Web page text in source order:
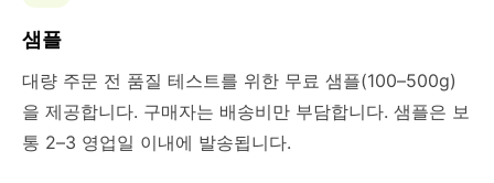
샘플
대량 주문 전 품질 테스트를 위한 무료 샘플(100–500g)
을 제공합니다. 구매자는 배송비만 부담합니다. 샘플은 보
통 2–3 영업일 이내에 발송됩니다.